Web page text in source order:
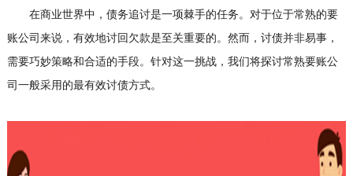
在商业世界中，债务追讨是一项棘手的任务。对于位于常熟的要
账公司来说，有效地讨回欠款是至关重要的。然而，讨债并非易事，
需要巧妙策略和合适的手段。针对这一挑战，我们将探讨常熟要账公
司一般采用的最有效讨债方式。